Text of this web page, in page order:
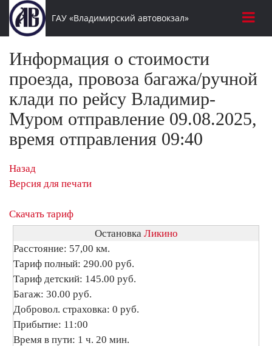
ГАУ «Владимирский автовокзал»
Информация о стоимости
проезда, провоза багажа/ручной
клади по рейсу Владимир-
Муром отправление 09.08.2025,
время отправления 09:40
Назад
Версия для печати
Скачать тариф
Остановка Ликино
Расстояние: 57,00 км.
Тариф полный: 290.00 руб.
Тариф детский: 145.00 руб.
Багаж: 30.00 руб.
Добровол. страховка: 0 руб.
Прибытие: 11:00
Время в пути: 1 ч. 20 мин.